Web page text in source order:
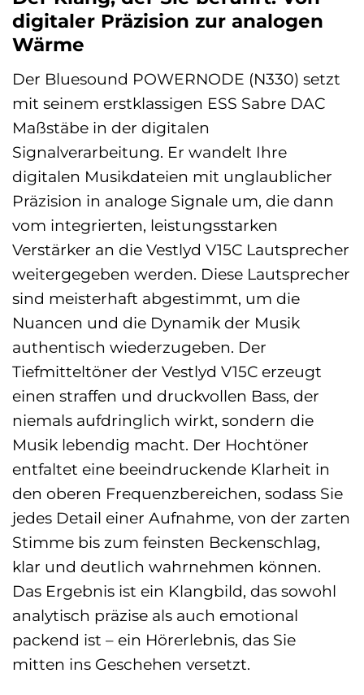
digitaler Präzision zur analogen
Wärme
Der Bluesound POWERNODE (N330) setzt
mit seinem erstklassigen ESS Sabre DAC
Maßstäbe in der digitalen
Signalverarbeitung. Er wandelt Ihre
digitalen Musikdateien mit unglaublicher
Präzision in analoge Signale um, die dann
vom integrierten, leistungsstarken
Verstärker an die Vestlyd V15C Lautsprecher
weitergegeben werden. Diese Lautsprecher
sind meisterhaft abgestimmt, um die
Nuancen und die Dynamik der Musik
authentisch wiederzugeben. Der
Tiefmitteltöner der Vestlyd V15C erzeugt
einen straffen und druckvollen Bass, der
niemals aufdringlich wirkt, sondern die
Musik lebendig macht. Der Hochtöner
entfaltet eine beeindruckende Klarheit in
den oberen Frequenzbereichen, sodass Sie
jedes Detail einer Aufnahme, von der zarten
Stimme bis zum feinsten Beckenschlag,
klar und deutlich wahrnehmen können.
Das Ergebnis ist ein Klangbild, das sowohl
analytisch präzise als auch emotional
packend ist – ein Hörerlebnis, das Sie
mitten ins Geschehen versetzt.